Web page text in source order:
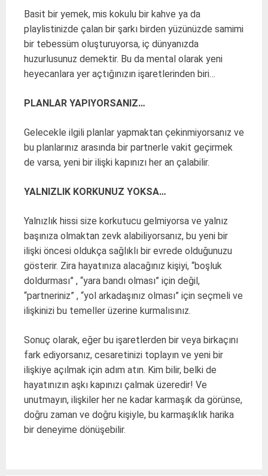
Basit bir yemek, mis kokulu bir kahve ya da
playlistinizde çalan bir şarkı birden yüzünüzde samimi
bir tebessüm oluşturuyorsa, iç dünyanızda
huzurlusunuz demektir. Bu da mental olarak yeni
heyecanlara yer açtığınızın işaretlerinden biri…
PLANLAR YAPIYORSANIZ…
Gelecekle ilgili planlar yapmaktan çekinmiyorsanız ve
bu planlarınız arasında bir partnerle vakit geçirmek
de varsa, yeni bir ilişki kapınızı her an çalabilir.
YALNIZLIK KORKUNUZ YOKSA…
Yalnızlık hissi size korkutucu gelmiyorsa ve yalnız
başınıza olmaktan zevk alabiliyorsanız, bu yeni bir
ilişki öncesi oldukça sağlıklı bir evrede olduğunuzu
gösterir. Zira hayatınıza alacağınız kişiyi, “boşluk
doldurması” , “yara bandı olması” için değil,
“partneriniz” , “yol arkadaşınız olması” için seçmeli ve
ilişkinizi bu temeller üzerine kurmalısınız.
Sonuç olarak, eğer bu işaretlerden bir veya birkaçını
fark ediyorsanız, cesaretinizi toplayın ve yeni bir
ilişkiye açılmak için adım atın. Kim bilir, belki de
hayatınızın aşkı kapınızı çalmak üzeredir! Ve
unutmayın, ilişkiler her ne kadar karmaşık da görünse,
doğru zaman ve doğru kişiyle, bu karmaşıklık harika
bir deneyime dönüşebilir.